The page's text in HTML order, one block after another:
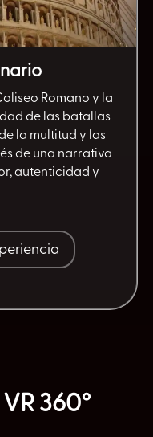
Romano y la
de las batallas
la multitud y las
de una narrativa
autenticidad y
360°